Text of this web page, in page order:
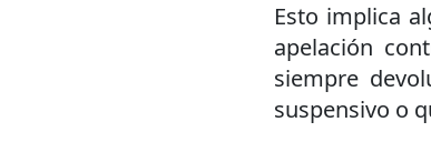
Esto implica
apelación
siempre
suspensivo o